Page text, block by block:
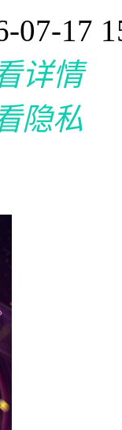
07-17
详情
隐私